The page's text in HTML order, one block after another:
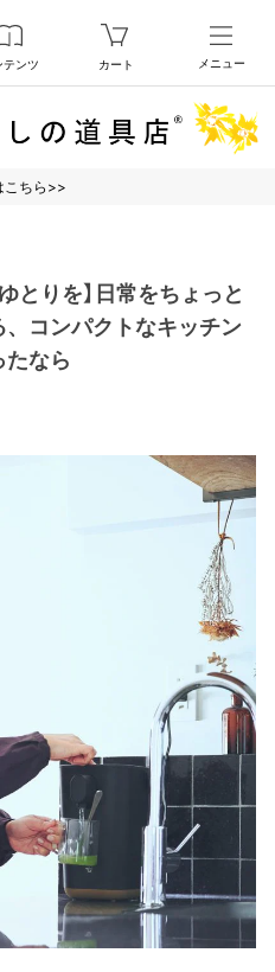
テンツ カート メニュー
こちら>>
とりを】日常をちょっと
、コンパクトなキッチン
たなら